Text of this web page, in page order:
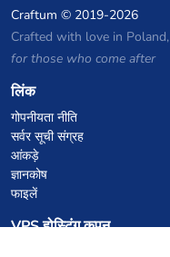
Craftum © 2019-2026
Crafted with love in Poland,
for those who come after
लिंक
गोपनीयता नीति
सर्वर सूची संग्रह
आंकड़े
ज्ञानकोष
फाइलें
VPS होस्टिंग कूपन